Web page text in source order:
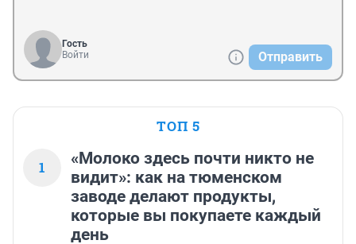
Гость
Войти
Отправить
ТОП 5
1
«Молоко здесь почти никто не
видит»: как на тюменском
заводе делают продукты,
которые вы покупаете каждый
день